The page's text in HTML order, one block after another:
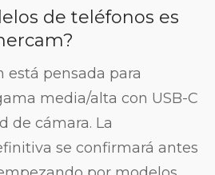
de teléfonos es
está pensada para
media/alta con USB-C
de cámara. La
se confirmará antes